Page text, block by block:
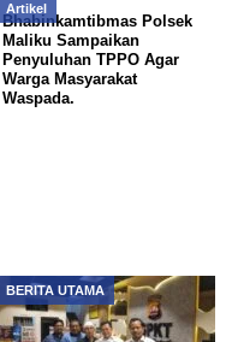
Artikel
Bhabinkamtibmas Polsek
Maliku Sampaikan
Penyuluhan TPPO Agar
Warga Masyarakat
Waspada.
BERITA UTAMA